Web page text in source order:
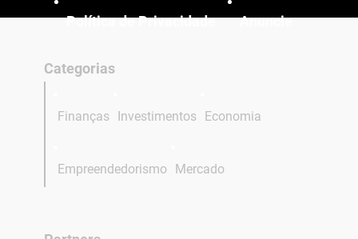
Política de Privacidade Anuncie
Categorias
Finanças Investimentos Economia
Empreendedorismo Mercado